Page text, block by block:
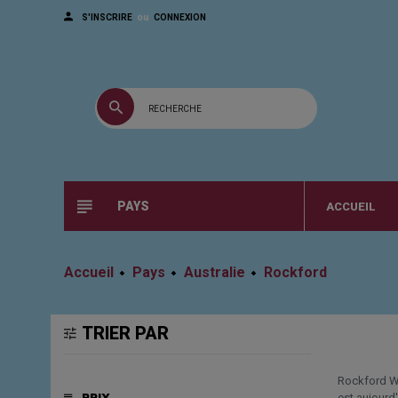
S'INSCRIRE ou CONNEXION
PAYS ACCUEIL
Accueil Pays Australie Rockford
TRIER PAR
Rockford